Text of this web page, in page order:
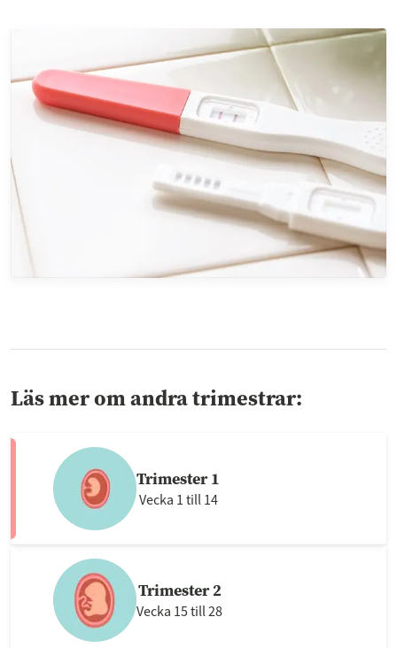
Läs mer om andra trimestrar:
Trimester 1
Vecka 1 till 14
Trimester 2
Vecka 15 till 28